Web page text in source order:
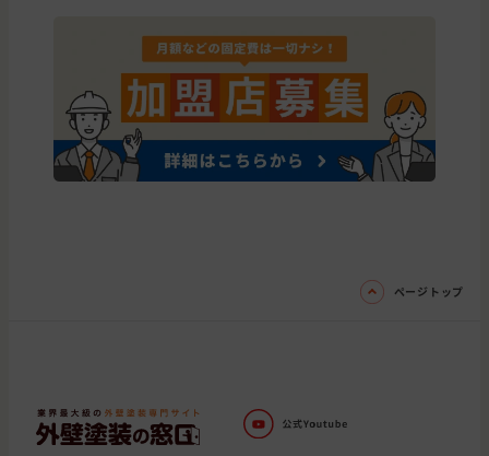
ページトップ